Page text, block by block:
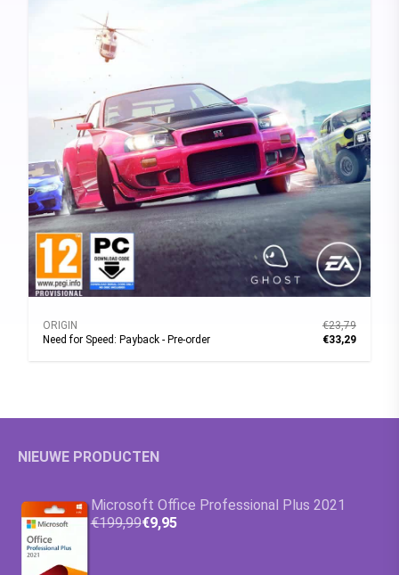
ORIGIN
Need for Speed: Payback - Pre-order
€23,79
€33,29
NIEUWE PRODUCTEN
Microsoft Office Professional Plus 2021
€199,99€9,95